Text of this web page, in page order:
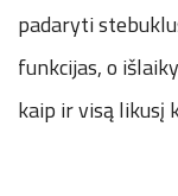
padaryti
funkcijas, o
kaip ir visą likusį